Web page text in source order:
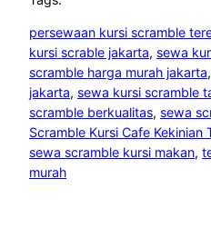
persewaan kursi scramble
kursi scrable jakarta, sewa
scramble harga murah jakarta,
jakarta, sewa kursi scramble
scramble berkualitas, sewa
Scramble Kursi Cafe Kekinian
sewa scramble kursi makan,
murah